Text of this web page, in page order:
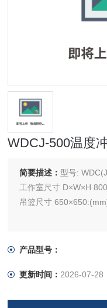
WDCJ-500温度
简要描述：型号:
工作室尺寸 D×W×H
吊篮尺寸
产品型号：
更新时间： 2026-07-28